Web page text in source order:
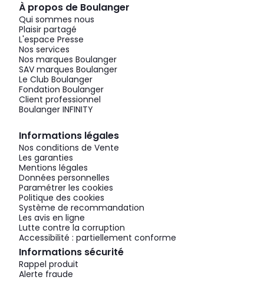
À propos de Boulanger
Qui sommes nous
Plaisir partagé
L'espace Presse
Nos services
Nos marques Boulanger
SAV marques Boulanger
Le Club Boulanger
Fondation Boulanger
Client professionnel
Boulanger INFINITY
Informations légales
Nos conditions de Vente
Les garanties
Mentions légales
Données personnelles
Paramétrer les cookies
Politique des cookies
Système de recommandation
Les avis en ligne
Lutte contre la corruption
Accessibilité : partiellement conforme
Informations sécurité
Rappel produit
Alerte fraude